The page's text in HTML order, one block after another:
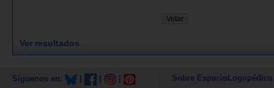
Ver resultados
Síguenos en: Sobre EspacioLogopédico